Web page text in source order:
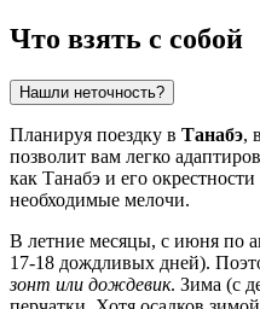
Что взять с собой
Нашли неточность?
Планируя поездку в Танабэ,
позволит вам легко
как Танабэ и его
необходимые мелочи.
В летние месяцы, с июня по
17-18 дождливых дней).
зонт или дождевик. Зима (с